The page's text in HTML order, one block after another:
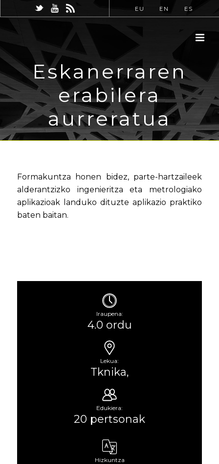
EU EN ES
Eskanerraren
erabilera
aurreratua
Formakuntza honen bidez, parte-hartzaileek
alderantzizko ingenieritza eta metrologiako
aplikazioak landuko dituzte aplikazio praktiko
baten baitan.
Iraupena:
4.0 ordu
Lekua:
Tknika,
Edukiera:
20 pertsonak
Hizkuntza